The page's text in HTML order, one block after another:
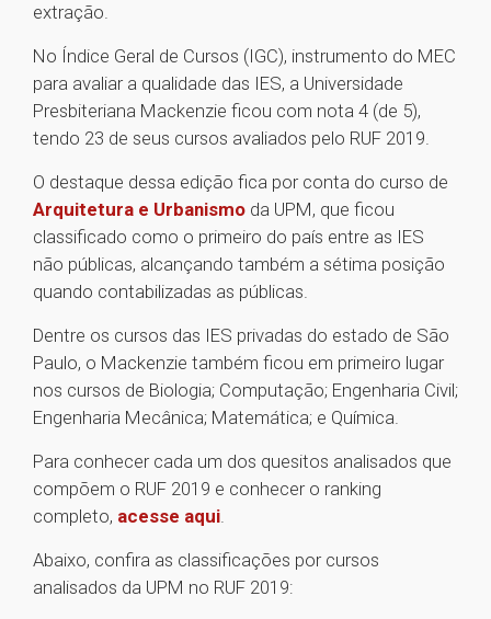
extração.
No Índice Geral de Cursos (IGC), instrumento do MEC
para avaliar a qualidade das IES, a Universidade
Presbiteriana Mackenzie ficou com nota 4 (de 5),
tendo 23 de seus cursos avaliados pelo RUF 2019.
O destaque dessa edição fica por conta do curso de
Arquitetura e Urbanismo da UPM, que ficou
classificado como o primeiro do país entre as IES
não públicas, alcançando também a sétima posição
quando contabilizadas as públicas.
Dentre os cursos das IES privadas do estado de São
Paulo, o Mackenzie também ficou em primeiro lugar
nos cursos de Biologia; Computação; Engenharia Civil;
Engenharia Mecânica; Matemática; e Química.
Para conhecer cada um dos quesitos analisados que
compõem o RUF 2019 e conhecer o ranking
completo, acesse aqui.
Abaixo, confira as classificações por cursos
analisados da UPM no RUF 2019: